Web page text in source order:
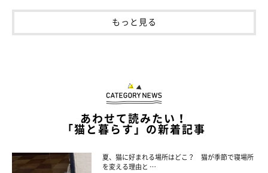
文／二宮ねこむ
※写真はアプリ「まいにちのいぬ・ねこのきもち」にご投稿いた
もっと見る
あわせて読みたい！
「猫と暮らす」の新着記事
夏、猫に好まれる場所はどこ？ 猫が季節で寝場所
を変える理由と …